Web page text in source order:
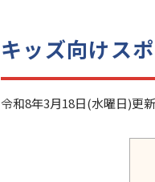
キッズ向けス
令和8年3月18日(水曜日)更新